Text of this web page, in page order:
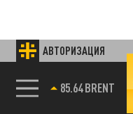
АВТОРИЗАЦИЯ
85.64 BRENT